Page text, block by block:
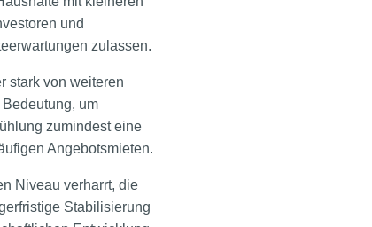
und
zulassen.
stark von weiteren
um
zumindest eine
Angebotsmieten.
Niveau verharrt, die
Stabilisierung